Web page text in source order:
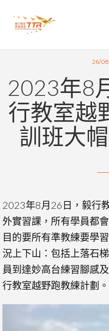
26/
2023年8
行教室越
訓班大
2023年8月26 日，毅行
外實習課，所有學員都
目的要所有準教練要學
況上下山：包括上落石
員到達妙高台練習腳感
行教室越野跑教練計劃。